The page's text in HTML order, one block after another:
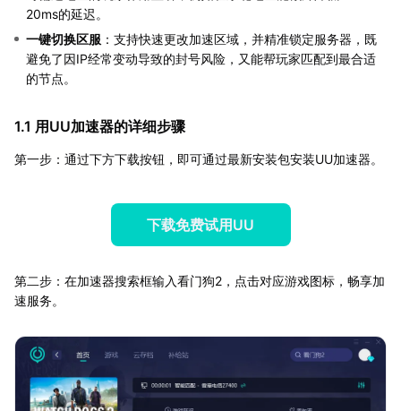
20ms的延迟。
一键切换区服 ：支持快速更改加速区域，并精准锁定服务器，既
避免了因IP经常变动导致的封号风险，又能帮玩家匹配到最合适
的节点。
1.1 用UU加速器的详细步骤
第一步：通过下方下载按钮，即可通过最新安装包安装UU加速器。
下载免费试用UU
第二步：在加速器搜索框输入看门狗2，点击对应游戏图标，畅享加
速服务。